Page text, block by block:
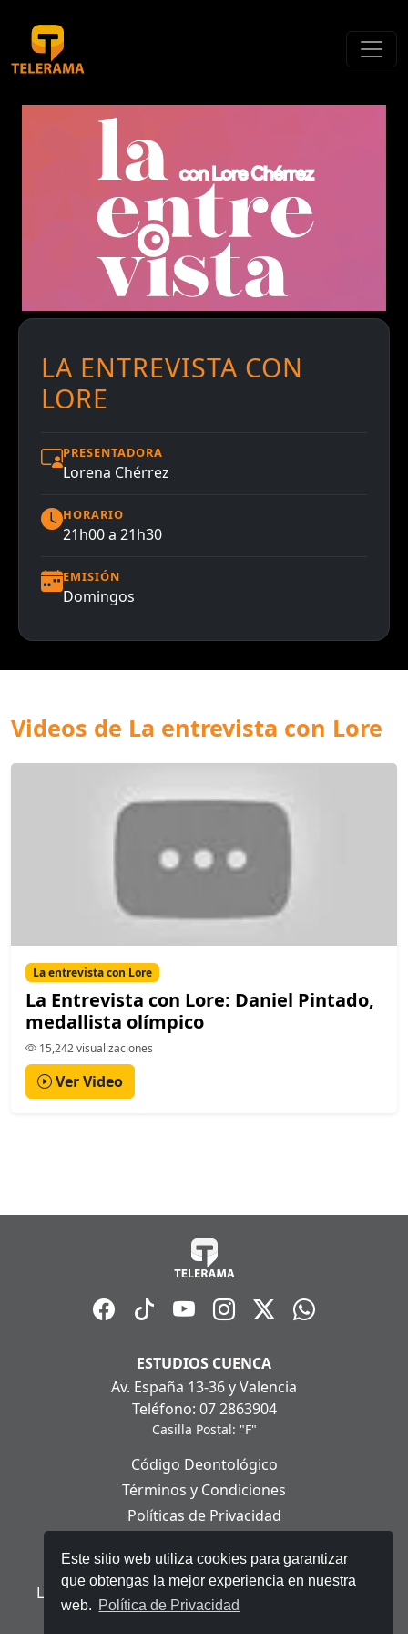
Este sitio web utiliza cookies para garantizar
que obtengas la mejor experiencia en nuestra
web. Política de Privacidad
LA ENTREVISTA CON
LORE
PRESENTADORA
Lorena Chérrez
HORARIO
21h00 a 21h30
EMISIÓN
Domingos
Videos de La entrevista con Lore
La entrevista con Lore
La Entrevista con Lore: Daniel Pintado,
medallista olímpico
15,242 visualizaciones
Ver Video
ESTUDIOS CUENCA
Av. España 13-36 y Valencia
Teléfono: 07 2863904
Casilla Postal: "F"
Código Deontológico
Términos y Condiciones
Políticas de Privacidad
Aviso Legal
Ley Orgánica de Protección de Datos Personales